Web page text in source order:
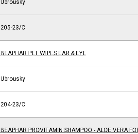
Ubrousky
205-23/C
BEAPHAR PET WIPES EAR & EYE
Ubrousky
204-23/C
BEAPHAR PROVITAMIN SHAMPOO - ALOE VERA